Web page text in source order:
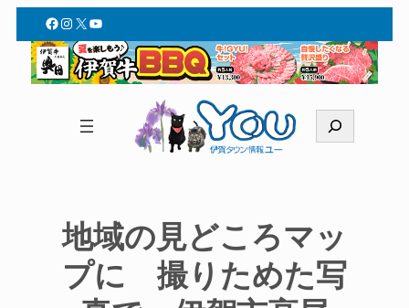
Facebook
Instagram
X YouTube
索
地域の見どころマッ
プに 撮りためた写